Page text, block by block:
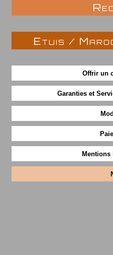
Etuis /
Offrir un
Garanties et
Mentions